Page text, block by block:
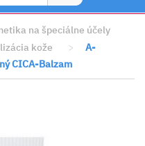
na špeciálne účely
kože >
A-
CICA-Balzam